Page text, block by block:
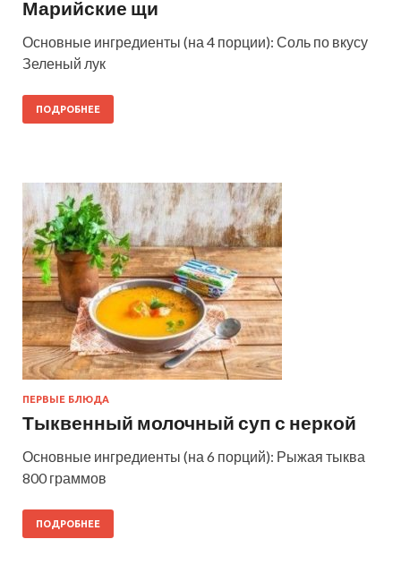
Марийские щи
Основные ингредиенты (на 4 порции): Соль по вкусу
Зеленый лук
ПОДРОБНЕЕ
ПЕРВЫЕ БЛЮДА
Тыквенный молочный суп с неркой
Основные ингредиенты (на 6 порций): Рыжая тыква
800 граммов
ПОДРОБНЕЕ